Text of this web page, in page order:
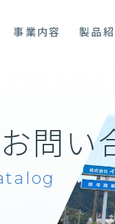
事業内容 製品
お問い